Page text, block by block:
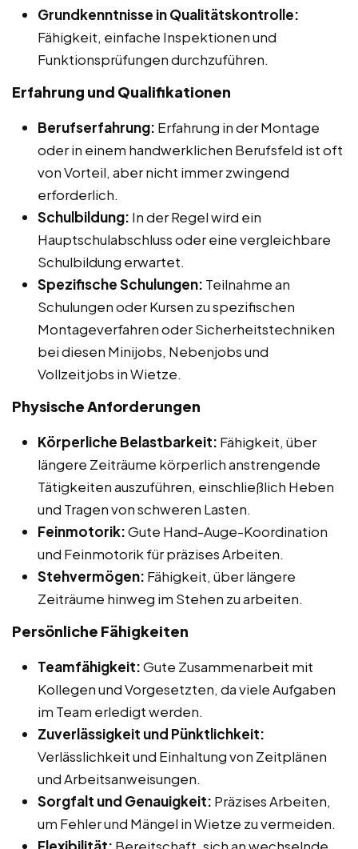
Grundkenntnisse in Qualitätskontrolle:
Fähigkeit, einfache Inspektionen und
Funktionsprüfungen durchzuführen.
Erfahrung und Qualifikationen
Berufserfahrung: Erfahrung in der Montage
oder in einem handwerklichen Berufsfeld ist oft
von Vorteil, aber nicht immer zwingend
erforderlich.
Schulbildung: In der Regel wird ein
Hauptschulabschluss oder eine vergleichbare
Schulbildung erwartet.
Spezifische Schulungen: Teilnahme an
Schulungen oder Kursen zu spezifischen
Montageverfahren oder Sicherheitstechniken
bei diesen Minijobs, Nebenjobs und
Vollzeitjobs in Wietze.
Physische Anforderungen
Körperliche Belastbarkeit: Fähigkeit, über
längere Zeiträume körperlich anstrengende
Tätigkeiten auszuführen, einschließlich Heben
und Tragen von schweren Lasten.
Feinmotorik:Gute Hand-Auge-Koordination
und Feinmotorik für präzises Arbeiten.
Stehvermögen: Fähigkeit, über längere
Zeiträume hinweg im Stehen zu arbeiten.
Persönliche Fähigkeiten
Teamfähigkeit:Gute Zusammenarbeit mit
Kollegen und Vorgesetzten, da viele Aufgaben
im Team erledigt werden.
Zuverlässigkeit und Pünktlichkeit:
Verlässlichkeit und Einhaltung von Zeitplänen
und Arbeitsanweisungen.
Sorgfalt und Genauigkeit: Präzises Arbeiten,
um Fehler und Mängel in Wietze zu vermeiden.